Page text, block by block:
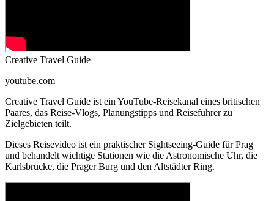
Creative Travel Guide
youtube.com
Creative Travel Guide ist ein YouTube-Reisekanal eines britischen
Paares, das Reise-Vlogs, Planungstipps und Reiseführer zu
Zielgebieten teilt.
Dieses Reisevideo ist ein praktischer Sightseeing-Guide für Prag
und behandelt wichtige Stationen wie die Astronomische Uhr, die
Karlsbrücke, die Prager Burg und den Altstädter Ring.